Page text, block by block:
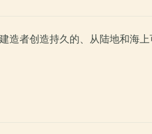
者创造持久的、从陆地和海上